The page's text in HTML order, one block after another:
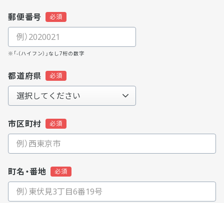
郵便番号
※「-（ハイフン）」なし7桁の数字
都道府県
市区町村
町名・番地